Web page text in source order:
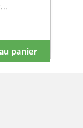
panier